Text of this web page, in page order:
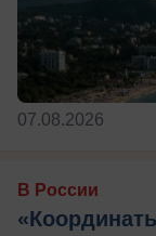
07.08.2026
В России